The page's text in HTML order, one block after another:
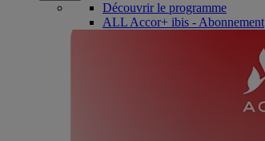
Découvrir le programme
ALL Accor+ ibis - Abonnement